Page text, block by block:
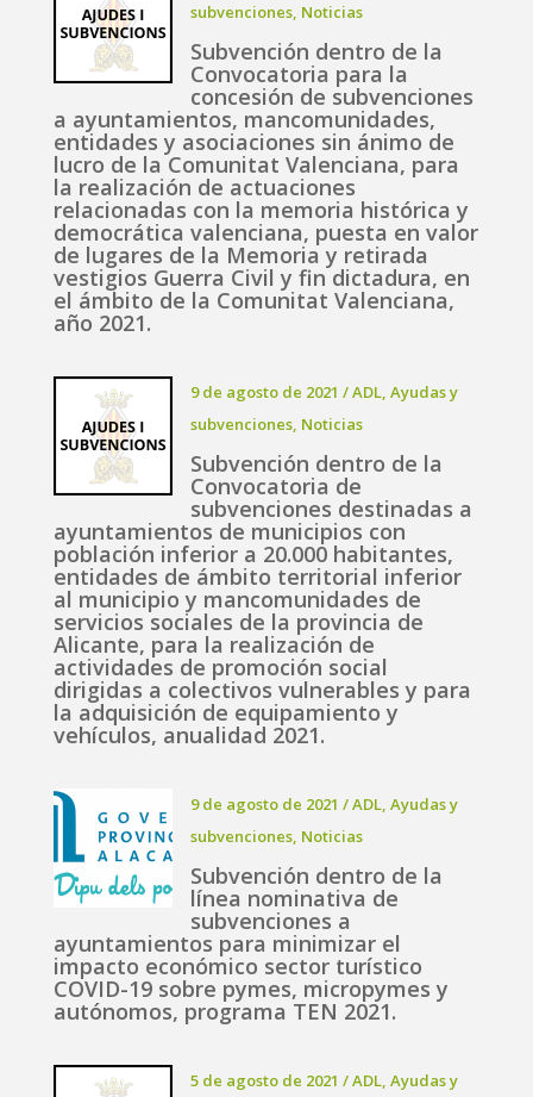
subvenciones, Noticias
Subvención dentro de la
Convocatoria para la
concesión de subvenciones
a ayuntamientos, mancomunidades,
entidades y asociaciones sin ánimo de
lucro de la Comunitat Valenciana, para
la realización de actuaciones
relacionadas con la memoria histórica y
democrática valenciana, puesta en valor
de lugares de la Memoria y retirada
vestigios Guerra Civil y fin dictadura, en
el ámbito de la Comunitat Valenciana,
año 2021.
9 de agosto de 2021 /ADL, Ayudas y
subvenciones, Noticias
Subvención dentro de la
Convocatoria de
subvenciones destinadas a
ayuntamientos de municipios con
población inferior a 20.000 habitantes,
entidades de ámbito territorial inferior
al municipio y mancomunidades de
servicios sociales de la provincia de
Alicante, para la realización de
actividades de promoción social
dirigidas a colectivos vulnerables y para
la adquisición de equipamiento y
vehículos, anualidad 2021.
9 de agosto de 2021 /ADL, Ayudas y
subvenciones, Noticias
Subvención dentro de la
línea nominativa de
subvenciones a
ayuntamientos para minimizar el
impacto económico sector turístico
COVID-19 sobre pymes, micropymes y
autónomos, programa TEN 2021.
5 de agosto de 2021 /ADL, Ayudas y